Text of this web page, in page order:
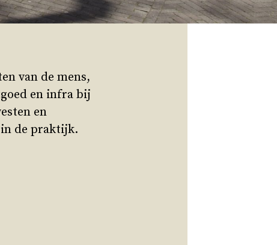
van de mens,
en infra bij
en
de praktijk.